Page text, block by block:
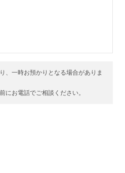
、一時お預かりとなる場合がありま
にお電話でご相談ください。